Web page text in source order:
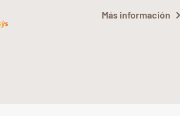
Más información